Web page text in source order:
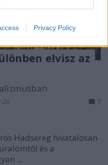
Privacy Policy
elvisz az
7
Hadsereg hivatalosan
és a
...